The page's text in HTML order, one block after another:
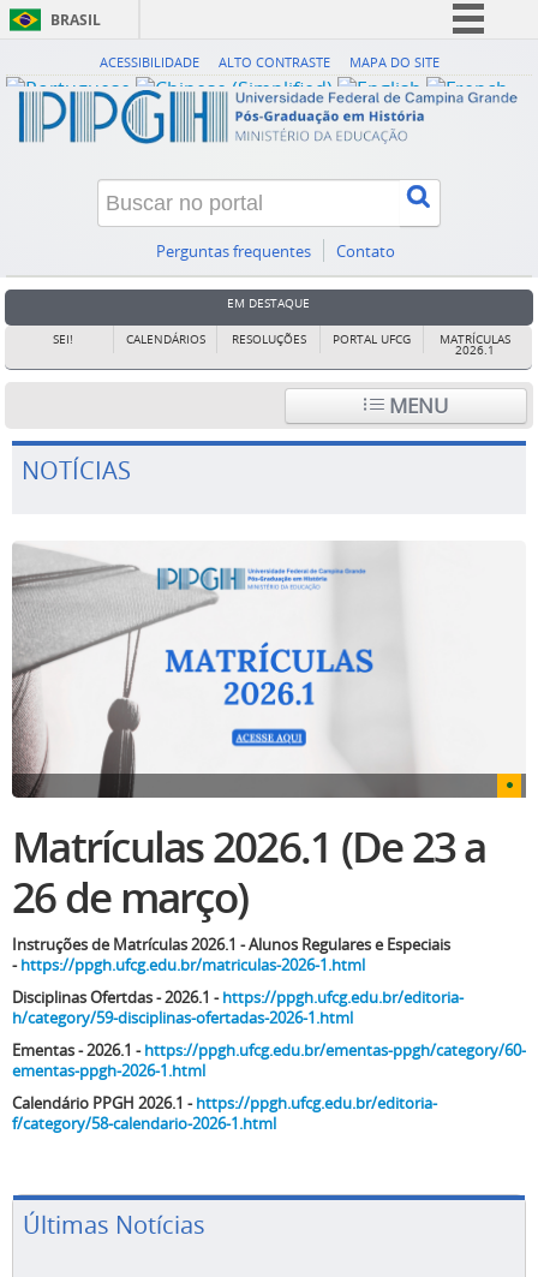
BRASIL
Simplifique!
Comunica BR
Participe
Legislação
Canais
ACESSIBILIDADE ALTO CONTRASTE MAPA DO SITE
Perguntas frequentes Contato
EM DESTAQUE
SEI! CALENDÁRIOS RESOLUÇÕES PORTAL UFCG MATRÍCULAS
2026.1
MENU
NOTÍCIAS
Matrículas 2026.1 (De 23 a
26 de março)
Instruções de Matrículas 2026.1 - Alunos Regulares e Especiais
-https://ppgh.ufcg.edu.br/matriculas-2026-1.html
Disciplinas Ofertdas - 2026.1 -https://ppgh.ufcg.edu.br/editoria-
h/category/59-disciplinas-ofertadas-2026-1.html
Ementas - 2026.1 -https://ppgh.ufcg.edu.br/ementas-ppgh/category/60-
ementas-ppgh-2026-1.html
Calendário PPGH 2026.1 -https://ppgh.ufcg.edu.br/editoria-
f/category/58-calendario-2026-1.html
Últimas Notícias